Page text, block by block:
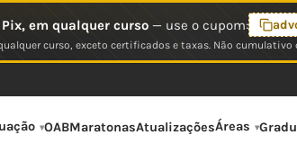
em qualquer curso— use o cupom:
curso, exceto certificados e taxas. Não
OABMaratonasAtualizaçõesÁreas